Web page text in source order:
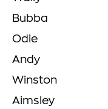
Bubba
Odie
Andy
Winston
Aimsley